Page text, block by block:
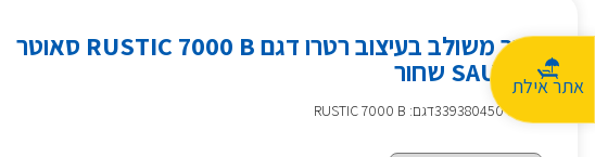
אתר אילת
תנור משולב בעיצוב רטרו דגם RUSTIC 7000 B סאוטר
SAUTER שחור
:
339380450דגם: RUSTIC 7000 B